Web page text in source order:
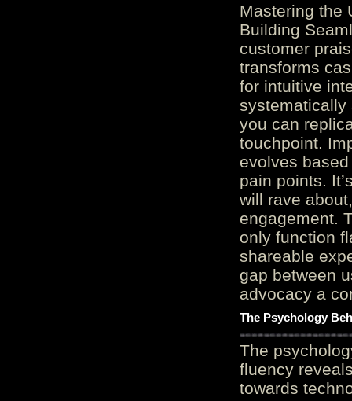
Mastering the
Building
customer
transforms
for intuitive
systematically
you can
touchpoint.
evolves
pain points.
will rave
engagement.
only function
shareable
gap between
advocacy a
The Psychology
The
fluency
towards